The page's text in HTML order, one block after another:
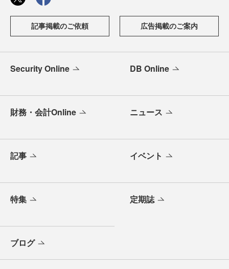
記事掲載のご依頼 広告掲載のご案内
Security Online DB Online
財務・会計Online ニュース
記事 イベント
特集 定期誌
ブログ